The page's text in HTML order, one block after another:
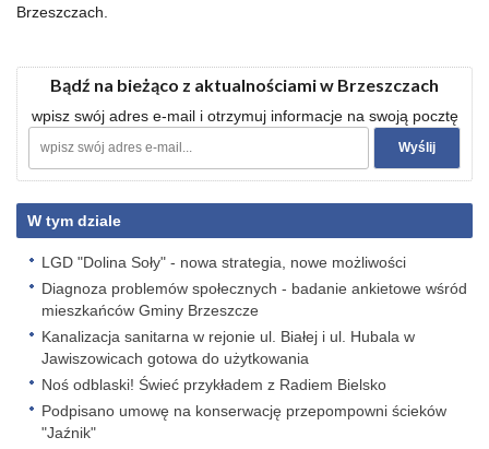
Brzeszczach.
Bądź na bieżąco z aktualnościami w Brzeszczach
wpisz swój adres e-mail i otrzymuj informacje na swoją pocztę
W tym dziale
LGD "Dolina Soły" - nowa strategia, nowe możliwości
Diagnoza problemów społecznych - badanie ankietowe wśród
mieszkańców Gminy Brzeszcze
Kanalizacja sanitarna w rejonie ul. Białej i ul. Hubala w
Jawiszowicach gotowa do użytkowania
Noś odblaski! Świeć przykładem z Radiem Bielsko
Podpisano umowę na konserwację przepompowni ścieków
"Jaźnik"